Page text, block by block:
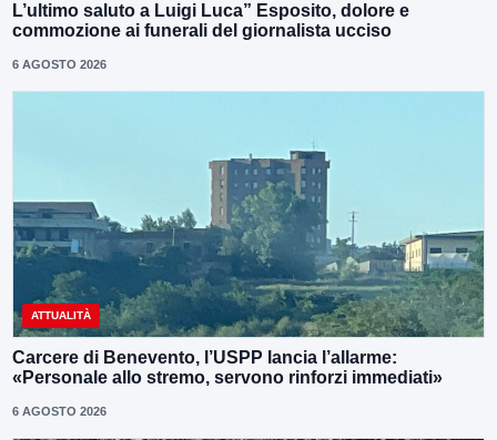
L’ultimo saluto a Luigi Luca” Esposito, dolore e
commozione ai funerali del giornalista ucciso
6 AGOSTO 2026
ATTUALITÀ
Carcere di Benevento, l’USPP lancia l’allarme:
«Personale allo stremo, servono rinforzi immediati»
6 AGOSTO 2026